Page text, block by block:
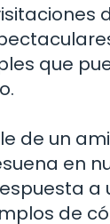
que
de un
en
a
de